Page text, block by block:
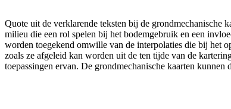
Quote uit de verklarende teksten bij de grondmechanische
milieu die een rol spelen bij het bodemgebruik en een
worden toegekend omwille van de interpolaties die bij het
zoals ze afgeleid kan worden uit de ten tijde van de
toepassingen ervan. De grondmechanische kaarten